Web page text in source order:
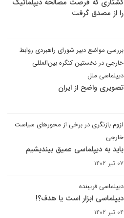
کشتاری که فرصت مصالحه دیپلماتیک
را از مصدق گرفت
بررسی مواضع دبیر شورای راهبردی روابط
خارجی در نخستین کنگره بین‌المللی
دیپلماسی ملل
تصویری واضح از ایران
لزوم بازنگری در برخی از محورهای سیاست
خارجی
باید به دیپلماسی عمیق بیندیشیم
۰۷ تیر ۱۴۰۲
دیپلماسی فریبنده
دیپلماسی ابزار است یا هدف؟!
۰۴ تیر ۱۴۰۲